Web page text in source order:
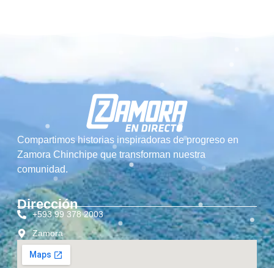
Compartimos historias inspiradoras de progreso en
Zamora Chinchipe que transforman nuestra
comunidad.
Dirección
+593 99 378 2003
Zamora